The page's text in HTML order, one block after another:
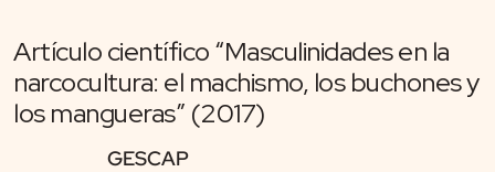
Artículo científico “Masculinidades en la
narcocultura: el machismo, los buchones y
los mangueras” (2017)
GESCAP